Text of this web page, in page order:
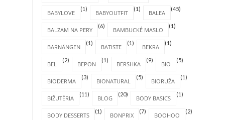
BABYLOVE
(1)
BABYOUTFIT
(1)
BALEA
(45)
BALZAM NA PERY
(6)
BAMBUCKÉ MASLO
(1)
BARNÄNGEN
(1)
BATISTE
(1)
BEKRA
(1)
BEL
(2)
BEPON
(1)
BERSHKA
(9)
BIO
(5)
BIODERMA
(3)
BIONATURAL
(5)
BIORUŽA
(1)
BIŽUTÉRIA
(11)
BLOG
(20)
BODY BASICS
(1)
BODY DESSERTS
(1)
BONPRIX
(7)
BOOHOO
(2)